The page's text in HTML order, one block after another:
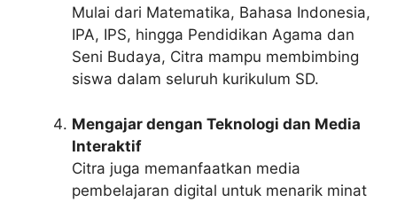
Mulai dari Matematika, Bahasa Indonesia,
IPA, IPS, hingga Pendidikan Agama dan
Seni Budaya, Citra mampu membimbing
siswa dalam seluruh kurikulum SD.
Mengajar dengan Teknologi dan Media
Interaktif
Citra juga memanfaatkan media
pembelajaran digital untuk menarik minat